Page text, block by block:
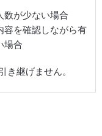
数が少ない場合
容を確認しながら有
場合
き継げません。